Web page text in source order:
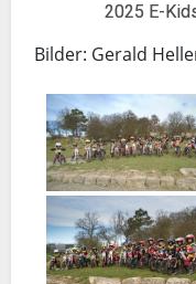
2025 E-
Bilder: Gerald